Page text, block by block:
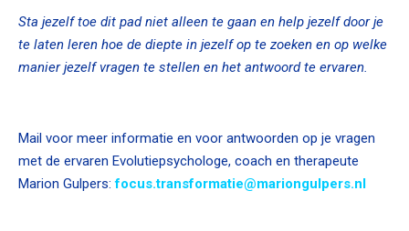
Sta jezelf toe dit pad niet alleen te gaan en help jezelf door je
te laten leren hoe de diepte in jezelf op te zoeken en op welke
manier jezelf vragen te stellen en het antwoord te ervaren.
Mail voor meer informatie en voor antwoorden op je vragen
met de ervaren Evolutiepsychologe, coach en therapeute
Marion Gulpers:focus.transformatie@mariongulpers.nl